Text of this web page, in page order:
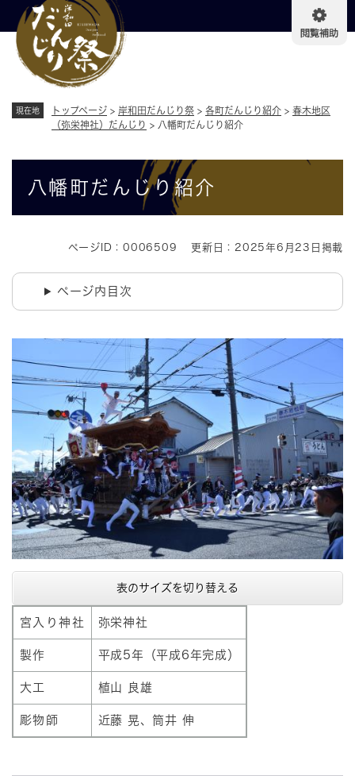
メニューを飛ばして本文へ
現在地 トップページ > 岸和田だんじり祭 > 各町だんじり紹介 > 春木地区
（弥栄神社）だんじり > 八幡町だんじり紹介
八幡町だんじり紹介
ページID：0006509 更新日：2025年6月23日掲載
ページ内目次
表のサイズを切り替える
宮入り神社 弥栄神社
製作 平成5年（平成6年完成）
大工 植山 良雄
彫物師 近藤 晃、筒井 伸